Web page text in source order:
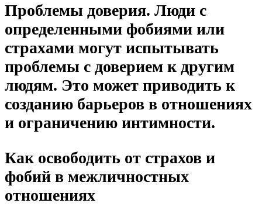
Проблемы доверия. Люди с
определенными фобиями или
страхами могут испытывать
проблемы с доверием к другим
людям. Это может приводить к
созданию барьеров в отношениях
и ограничению интимности.
Как освободить от страхов и
фобий в межличностных
отношениях